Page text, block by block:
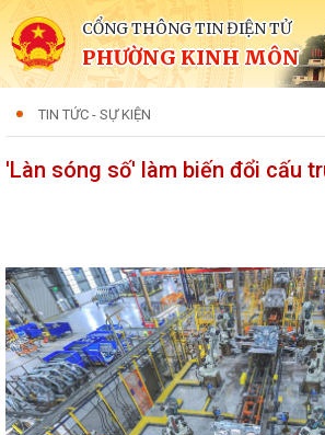
CỔNG THÔNG TIN ĐIỆN TỬ
PHƯỜNG KINH MÔN
TIN TỨC - SỰ KIỆN
'Làn sóng số' làm biến đổi cấu